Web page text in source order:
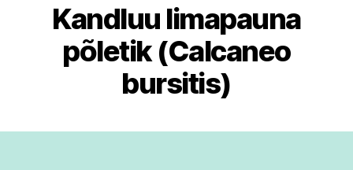
Kandluu limapauna
põletik (Calcaneo
bursitis)